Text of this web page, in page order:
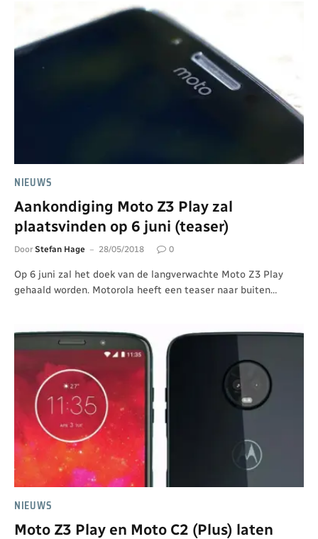
NIEUWS
Aankondiging Moto Z3 Play zal
plaatsvinden op 6 juni (teaser)
Door Stefan Hage 28/05/2018 0
Op 6 juni zal het doek van de langverwachte Moto Z3 Play
gehaald worden. Motorola heeft een teaser naar buiten…
NIEUWS
Moto Z3 Play en Moto C2 (Plus) laten